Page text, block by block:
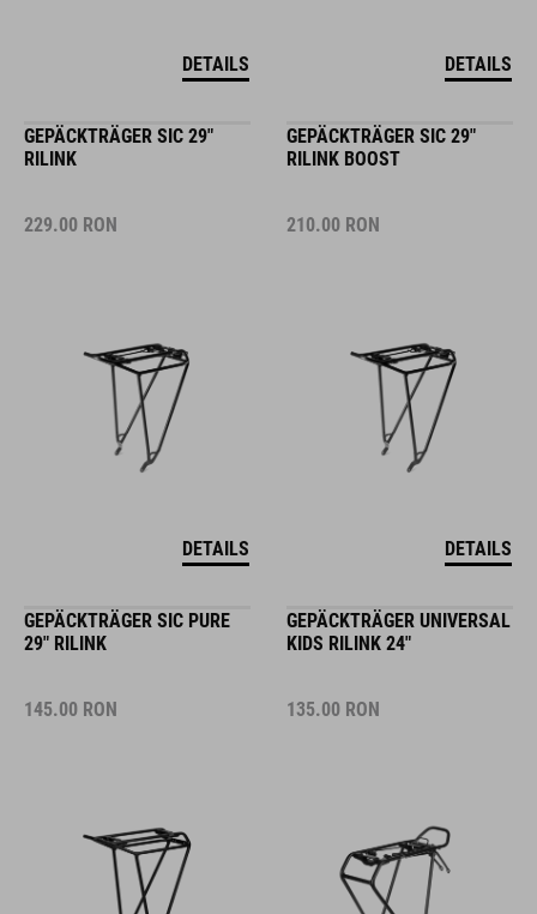
DETAILS DETAILS
GEPÄCKTRÄGER SIC 29"
RILINK
229.00 RON
DETAILS
GEPÄCKTRÄGER SIC 29"
RILINK BOOST
210.00 RON
DETAILS
GEPÄCKTRÄGER SIC PURE
29" RILINK
145.00 RON
GEPÄCKTRÄGER UNIVERSAL
KIDS RILINK 24"
135.00 RON